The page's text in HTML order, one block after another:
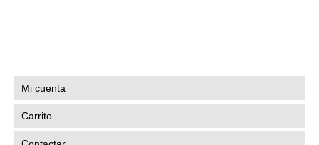
Mi cuenta
Carrito